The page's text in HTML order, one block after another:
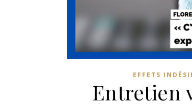
EFFETS
Entretien